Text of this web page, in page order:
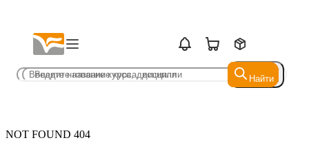
Найти
Найти
NOT FOUND 404